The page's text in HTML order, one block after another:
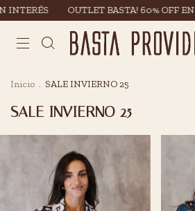
OUTLET BASTA! 60% OFF EN
Inicio . SALE INVIERNO 25
SALE INVIERNO 25